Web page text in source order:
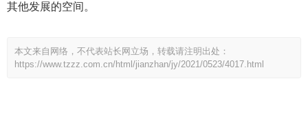
其他发展的空间。
本文来自网络，不代表站长网立场，转载请注明出处：
https://www.tzzz.com.cn/html/jianzhan/jy/2021/0523/4017.html